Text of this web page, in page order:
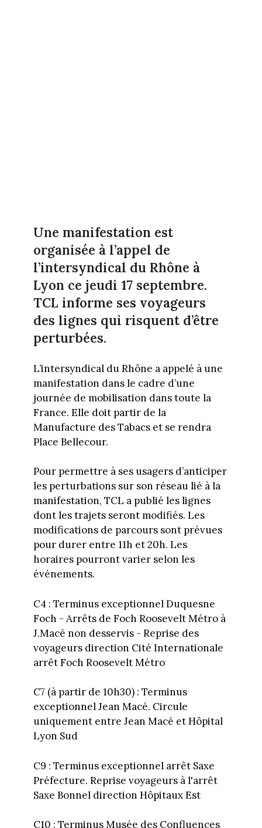
Une manifestation est
organisée à l’appel de
l’intersyndical du Rhône à
Lyon ce jeudi 17 septembre.
TCL informe ses voyageurs
des lignes qui risquent d’être
perturbées.
L’intersyndical du Rhône a appelé à une
manifestation dans le cadre d’une
journée de mobilisation dans toute la
France. Elle doit partir de la
Manufacture des Tabacs et se rendra
Place Bellecour.
Pour permettre à ses usagers d’anticiper
les perturbations sur son réseau lié à la
manifestation, TCL a publié les lignes
dont les trajets seront modifiés. Les
modifications de parcours sont prévues
pour durer entre 11h et 20h. Les
horaires pourront varier selon les
événements.
C4 : Terminus exceptionnel Duquesne
Foch - Arrêts de Foch Roosevelt Métro à
J.Macé non desservis - Reprise des
voyageurs direction Cité Internationale
arrêt Foch Roosevelt Métro
C7 (à partir de 10h30) : Terminus
exceptionnel Jean Macé. Circule
uniquement entre Jean Macé et Hôpital
Lyon Sud
C9 : Terminus exceptionnel arrêt Saxe
Préfecture. Reprise voyageurs à l'arrêt
Saxe Bonnel direction Hôpitaux Est
C10 : Terminus Musée des Confluences